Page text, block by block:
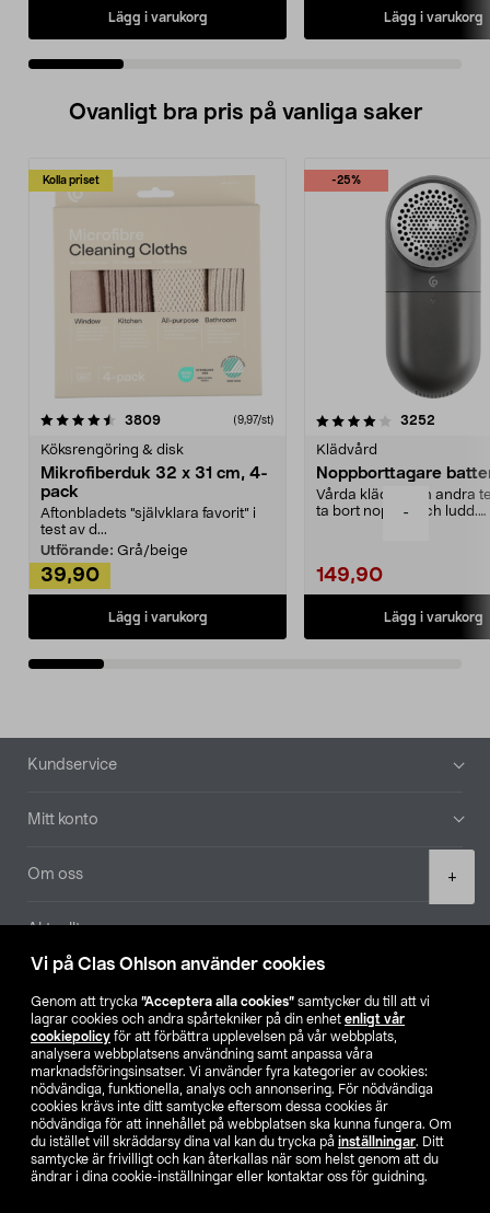
Vi på Clas Ohlson använder cookies
Genom att trycka ”Acceptera alla cookies” samtycker du till att vi
lagrar cookies och andra spårtekniker på din enhet enligt vår
cookiepolicy för att förbättra upplevelsen på vår webbplats,
analysera webbplatsens användning samt anpassa våra
marknadsföringsinsatser. Vi använder fyra kategorier av cookies:
nödvändiga, funktionella, analys och annonsering. För nödvändiga
cookies krävs inte ditt samtycke eftersom dessa cookies är
nödvändiga för att innehållet på webbplatsen ska kunna fungera. Om
du istället vill skräddarsy dina val kan du trycka på inställningar. Ditt
samtycke är frivilligt och kan återkallas när som helst genom att du
ändrar i dina cookie-inställningar eller kontaktar oss för guidning.
-
+
Lägg i varukorg Lägg i varukorg
Ovanligt bra pris på vanliga saker
Kolla priset
3809recensioner (9,97/st)
Köksrengöring & disk
Mikrofiberduk 32 x 31 cm, 4-
pack
Aftonbladets "självklara favorit” i
test av d...
Utförande: Grå/beige
39,90
Lägg i varukorg
-25%
4.0av 5 stjärnor 3252
Klädvård
Noppborttagare
Vårda kläder och andra
ta bort noppor och ludd.
149,90
Lägg i varukorg
4.5av 5 stjärnor
Sidfot
Kundservice
Mitt konto
Om oss
Aktuellt
Hitta butik
SE NO FI